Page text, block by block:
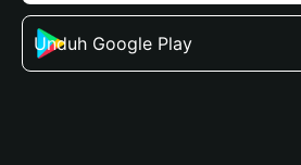
Unduh Google Play